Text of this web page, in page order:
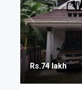
Rs.74 lakh